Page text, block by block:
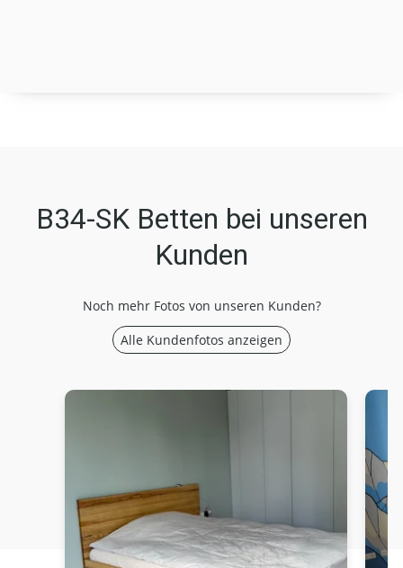
B34-SK Betten bei unseren
Kunden
Noch mehr Fotos von unseren Kunden?
Alle Kundenfotos anzeigen